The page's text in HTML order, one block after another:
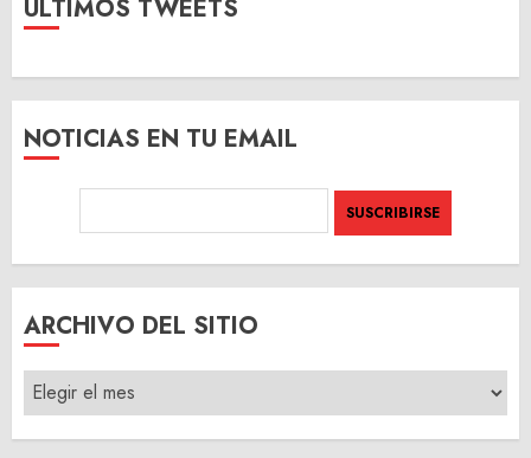
ULTIMOS TWEETS
NOTICIAS EN TU EMAIL
ARCHIVO DEL SITIO
ARCHIVO
DEL
SITIO